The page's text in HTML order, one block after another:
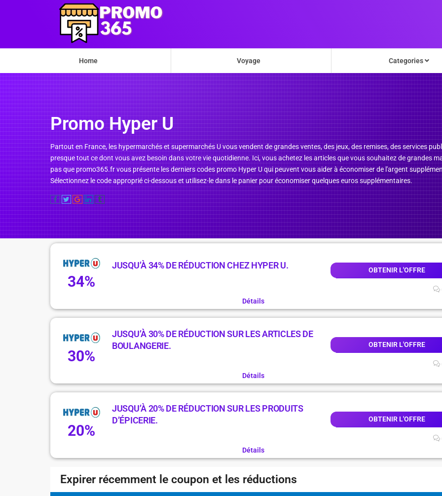
Home Voyage Categories
Promo Hyper U
Partout en France, les hypermarchés et supermarchés U vous vendent de grandes ventes, des jeux, des remises, des services
presque tout ce dont vous avez besoin dans votre vie quotidienne. Ici, vous achetez les articles que vous souhaitez de grandes
pas que promo365.fr vous présente les derniers codes promo Hyper U qui peuvent vous aider à économiser de l'argent
Sélectionnez le code approprié ci-dessous et utilisez-le dans le panier pour économiser quelques euros supplémentaires.
34%
JUSQU’À 34% DE RÉDUCTION CHEZ HYPER U. OBTENIR L'OFFRE
Détails
30%
JUSQU’À 30% DE RÉDUCTION SUR LES ARTICLES DE
BOULANGERIE.
OBTENIR L'OFFRE
Détails
20%
JUSQU’À 20% DE RÉDUCTION SUR LES PRODUITS
D’ÉPICERIE.
OBTENIR L'OFFRE
Détails
Expirer récemment le coupon et les réductions